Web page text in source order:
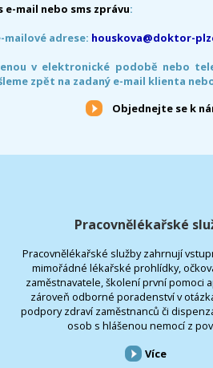
mail nebo sms zprávu:
mailové adrese: houskova@doktor-
v elektronické podobě nebo
zpět na zadaný e-mail klienta
Objednejte se k
Pracovnělékařské
Pracovnělékařské služby zahrnují
mimořádné lékařské prohlídky,
zaměstnavatele, školení první pomoci
zároveň odborné poradenství v
podpory zdraví zaměstnanců či
osob s hlášenou nemocí z
Více